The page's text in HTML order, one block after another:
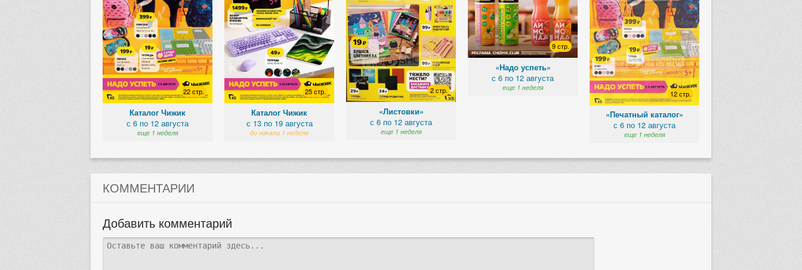
22 стр.
Каталог Чижик
с 6 по 12 августа
еще 1 неделя
25 стр.
Каталог Чижик
с 13 по 19 августа
до начала 1 неделя
2 стр.
«Листовки»
с 6 по 12 августа
еще 1 неделя
9 стр.
«Надо успеть»
с 6 по 12 августа
еще 1 неделя
12 стр.
«Печатный каталог»
с 6 по 12 августа
еще 1 неделя
КОММЕНТАРИИ
Добавить комментарий